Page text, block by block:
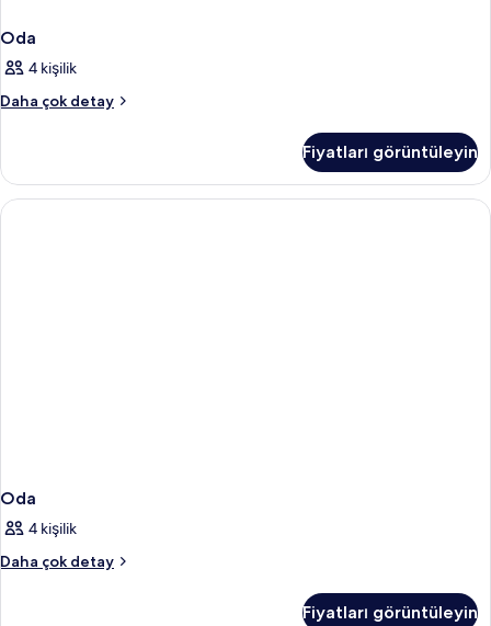
Oda
4 kişilik
Daha çok detay
Oda
detay
Fiyatları görüntüleyin
Oda
4 kişilik
Daha çok detay
Oda
Fiyatları görüntüleyin